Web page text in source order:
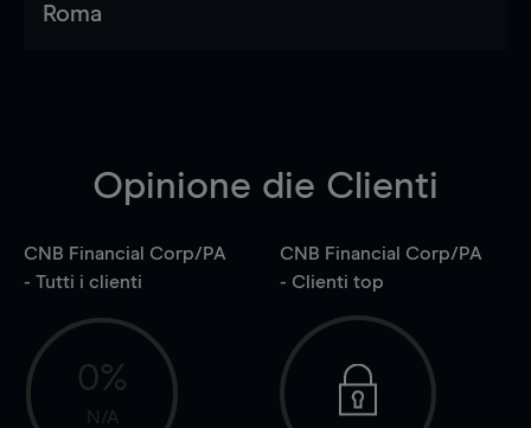
Roma
Opinione die Clienti
CNB Financial Corp/PA
- Tutti i clienti
0%
N/A
CNB Financial Corp/PA
- Clienti top